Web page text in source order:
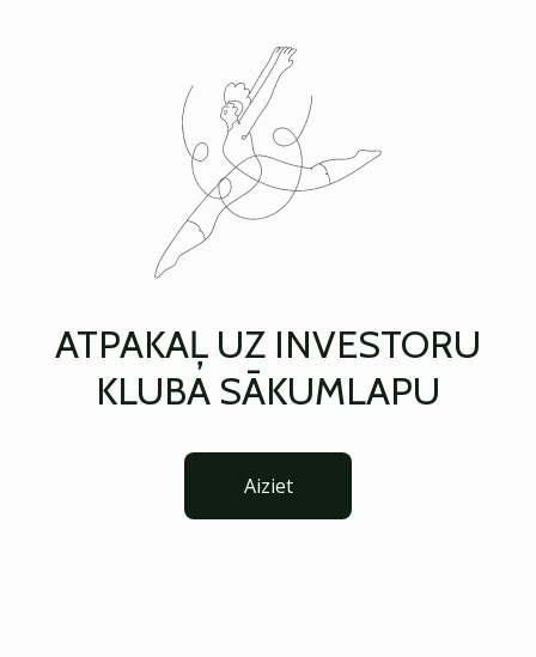
ATPAKAĻ UZ INVESTORU
KLUBA SĀKUMLAPU
Aiziet